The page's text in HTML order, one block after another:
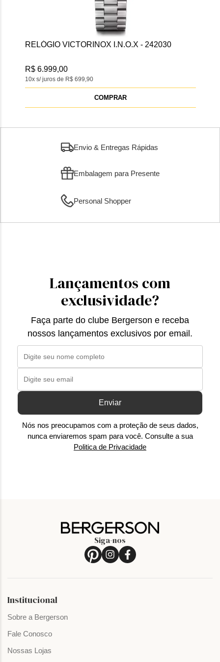
RELÓGIO VICTORINOX I.N.O.X - 242030
10x s/ juros de R$ 699,90
R$ 6.999,00
COMPRAR
Envio & Entregas Rápidas
Embalagem para Presente
Personal Shopper
Lançamentos com
exclusividade?
Faça parte do clube Bergerson e receba
nossos lançamentos exclusivos por email.
Enviar
Nós nos preocupamos com a proteção de seus dados,
nunca enviaremos spam para você. Consulte a sua
Politica de Privacidade
Siga-nos
Institucional
Sobre a Bergerson
Fale Conosco
Nossas Lojas